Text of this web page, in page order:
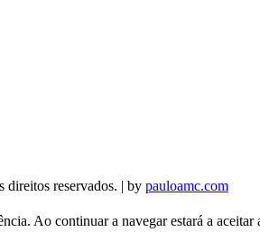
reservados. | by pauloamc.com
Ao continuar a navegar estará a aceitar